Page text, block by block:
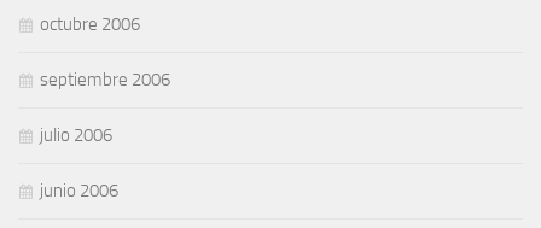
octubre 2006
septiembre 2006
julio 2006
junio 2006